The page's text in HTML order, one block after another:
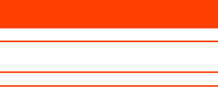
Copyright ©